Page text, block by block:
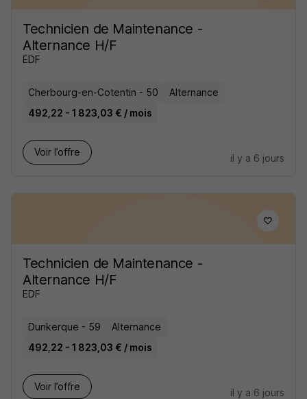
Technicien de Maintenance -
Alternance H/F
EDF
Cherbourg-en-Cotentin - 50
Alternance
492,22 - 1 823,03 € / mois
Voir l’offre
il y a 6 jours
Technicien de Maintenance -
Alternance H/F
EDF
Dunkerque - 59
Alternance
492,22 - 1 823,03 € / mois
Voir l’offre
il y a 6 jours